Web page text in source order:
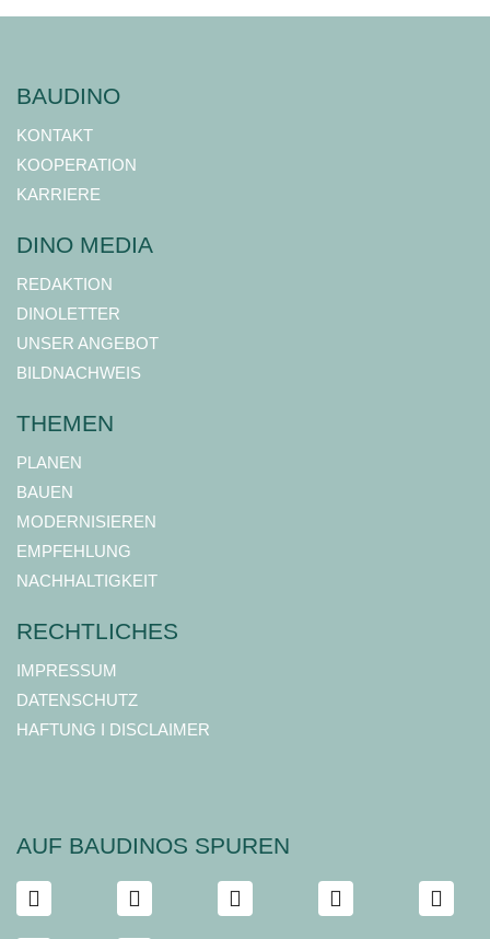
BAUDINO
KONTAKT
KOOPERATION
KARRIERE
DINO MEDIA
REDAKTION
DINOLETTER
UNSER ANGEBOT
BILDNACHWEIS
THEMEN
PLANEN
BAUEN
MODERNISIEREN
EMPFEHLUNG
NACHHALTIGKEIT
RECHTLICHES
IMPRESSUM
DATENSCHUTZ
HAFTUNG I DISCLAIMER
AUF BAUDINOS SPUREN